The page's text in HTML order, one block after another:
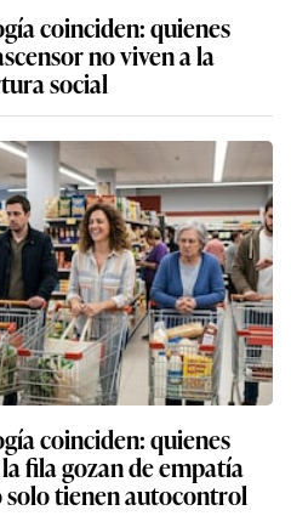
coinciden: quienes
no viven a la
social
coinciden: quienes
fila gozan de empatía
tienen autocontrol